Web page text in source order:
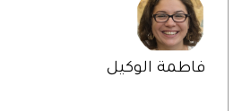
فاطمة الوكيل